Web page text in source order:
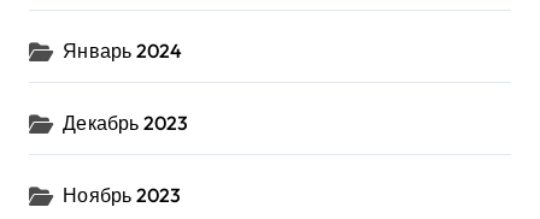
Январь 2024
Декабрь 2023
Ноябрь 2023